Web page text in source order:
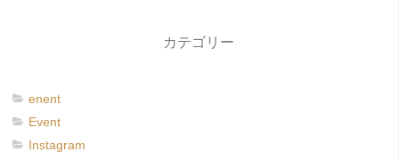
カテゴリー
enent
Event
Instagram